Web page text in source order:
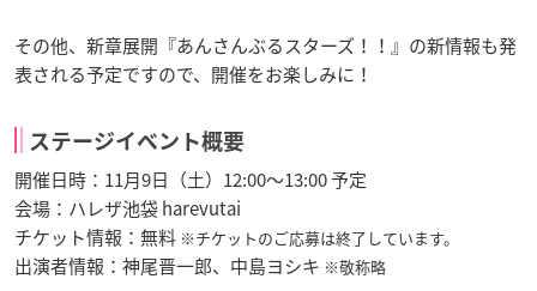
その他、新章展開『あんさんぶるスターズ！！』の新情報も発
表される予定ですので、開催をお楽しみに！
ステージイベント概要
開催日時：11月9日（土）12:00～13:00 予定
会場：ハレザ池袋 harevutai
チケット情報：無料 ※チケットのご応募は終了しています。
出演者情報：神尾晋一郎、中島ヨシキ ※敬称略